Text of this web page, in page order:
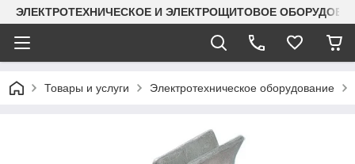
ЭЛЕКТРОТЕХНИЧЕСКОЕ И ЭЛЕКТРОЩИТОВОЕ
Товары и услуги Электротехническое оборудование